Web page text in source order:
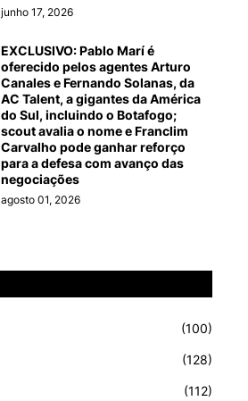
junho 17, 2026
EXCLUSIVO: Pablo Marí é
oferecido pelos agentes Arturo
Canales e Fernando Solanas, da
AC Talent, a gigantes da América
do Sul, incluindo o Botafogo;
scout avalia o nome e Franclim
Carvalho pode ganhar reforço
para a defesa com avanço das
negociações
agosto 01, 2026
(100)
(128)
(112)